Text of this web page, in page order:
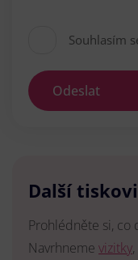
Souhlasím
Odeslat
Další
Prohlédněte si, co
Navrhneme vizitky,